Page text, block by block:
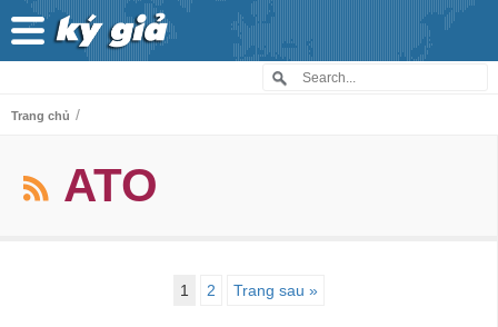
Trang chủ /
ATO
1 2 Trang sau »